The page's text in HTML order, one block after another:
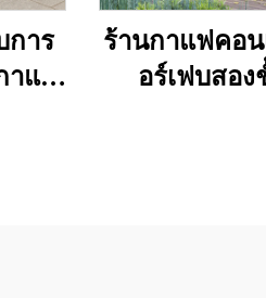
การ
าแฟ
ร้านกาแฟคอน
อร์เฟบสอ